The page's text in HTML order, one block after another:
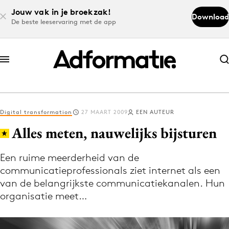
Jouw vak in je broekzak!
De beste leeservaring met de app
Download
Abonneer nu
Abonneer nu
Log in
Download de app
Volg het laatste nieuws via de Adformatie
Nieuws app
Digital transformation 27 MAART 2009 EEN AUTEUR
Alles meten, nauwelijks bijsturen
Een ruime meerderheid van de
communicatieprofessionals ziet internet als een
van de belangrijkste communicatiekanalen. Hun
organisatie meet…